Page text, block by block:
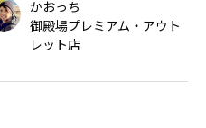
かおっち
御殿場プレミアム・アウト
レット店